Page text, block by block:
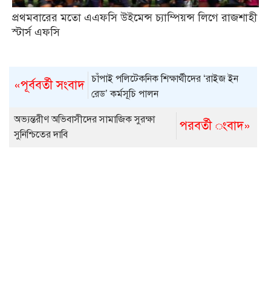
প্রথমবারের মতো এএফসি উইমেন্স চ্যাম্পিয়ন্স লিগে রাজশাহী
স্টার্স এফসি
«পূর্ববর্তী সংবাদ চাঁপাই পলিটেকনিক শিক্ষার্থীদের ‘রাইজ ইন
রেড’ কর্মসূচি পালন
পরবর্তী ংবাদ»
অভ্যন্তরীণ অভিবাসীদের সামাজিক সুরক্ষা
সুনিশ্চিতের দাবি